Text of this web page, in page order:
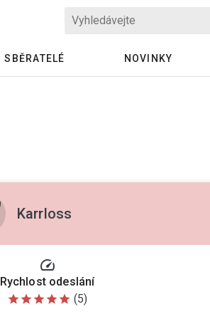
SBĚRATELÉ NOVINKY
Karrloss
speed
Rychlost odeslání
star star star star star (5)